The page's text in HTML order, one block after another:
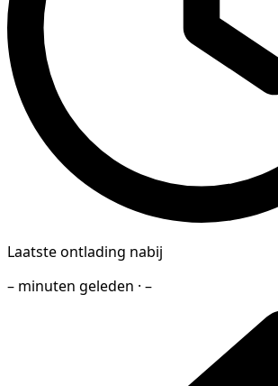
Laatste ontlading nabij
– minuten geleden · –